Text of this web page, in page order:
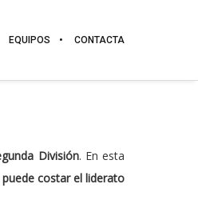
EQUIPOS CONTACTA
División. En esta
puede costar el liderato